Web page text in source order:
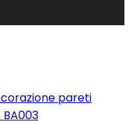
pareti